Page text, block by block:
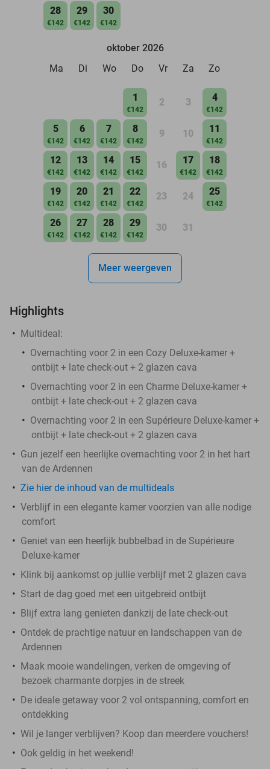
28
€142
29
€142
30
€142
oktober 2026
Ma
Di Wo Do Vr Za Zo
1
€142
2 3 4
€142
5
€142
6
€142
7
€142
8
€142
9 10 11
€142
12
€142
13
€142
14
€142
15
€142
16 17
€142
18
€142
19
€142
20
€142
21
€142
22
€142
23 24 25
€142
26
€142
27
€142
28
€142
29
€142
30 31
Meer weergeven
Highlights
Multideal:
Overnachting voor 2 in een Cozy Deluxe-kamer +
ontbijt + late check-out + 2 glazen cava
Overnachting voor 2 in een Charme Deluxe-kamer +
ontbijt + late check-out + 2 glazen cava
Overnachting voor 2 in een Supérieure Deluxe-kamer +
ontbijt + late check-out + 2 glazen cava
Gun jezelf een heerlijke overnachting voor 2 in het hart
van de Ardennen
Zie hier de inhoud van de multideals
Verblijf in een elegante kamer voorzien van alle nodige
comfort
Geniet van een heerlijk bubbelbad in de Supérieure
Deluxe-kamer
Klink bij aankomst op jullie verblijf met 2 glazen cava
Start de dag goed met een uitgebreid ontbijt
Blijf extra lang genieten dankzij de late check-out
Ontdek de prachtige natuur en landschappen van de
Ardennen
Maak mooie wandelingen, verken de omgeving of
bezoek charmante dorpjes in de streek
De ideale getaway voor 2 vol ontspanning, comfort en
ontdekking
Wil je langer verblijven? Koop dan meerdere vouchers!
Ook geldig in het weekend!